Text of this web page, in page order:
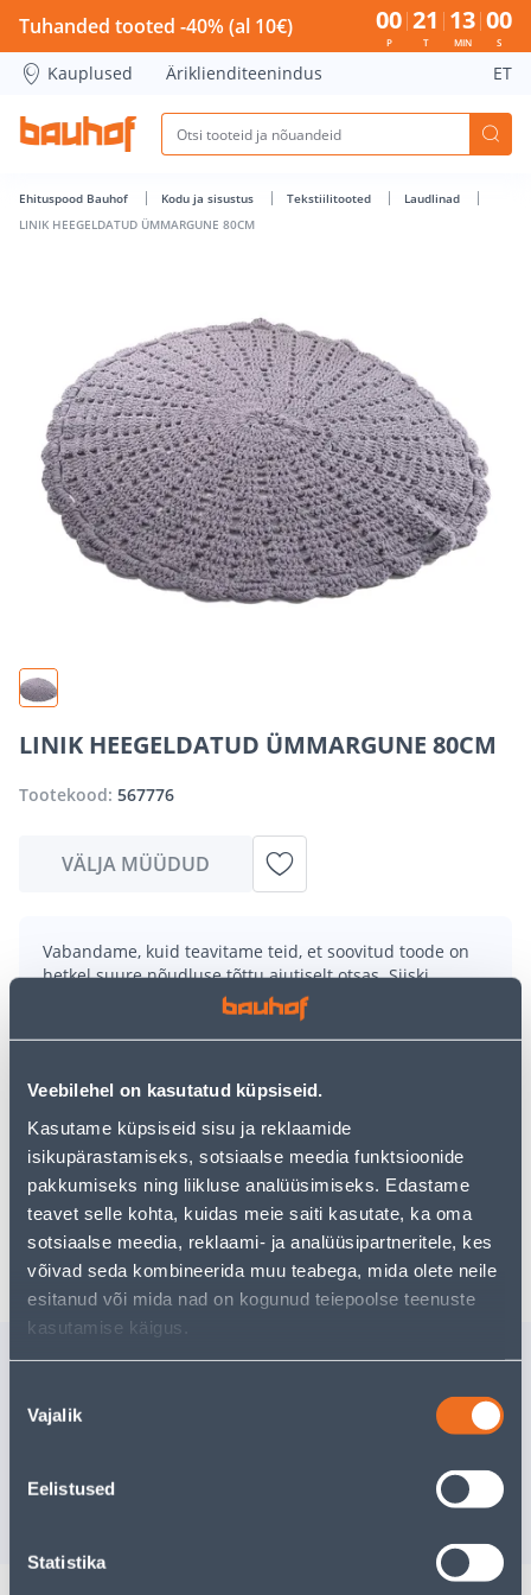
Veebilehel on kasutatud küpsiseid.
Kasutame küpsiseid sisu ja reklaamide
isikupärastamiseks, sotsiaalse meedia funktsioonide
pakkumiseks ning liikluse analüüsimiseks. Edastame
teavet selle kohta, kuidas meie saiti kasutate, ka oma
sotsiaalse meedia, reklaami- ja analüüsipartneritele, kes
võivad seda kombineerida muu teabega, mida olete neile
esitanud või mida nad on kogunud teiepoolse teenuste
kasutamise käigus.
valik
Vajalik
Eelistused
Statistika
LINIK HEEGELDATUD ÜMMARGUNE 80CM - Bauhof has
Tuhanded tooted -40% (al 10€) 00
P
21
T
13
MIN
00
S
Kauplused Äriklienditeenindus ET
Ehituspood Bauhof Kodu ja sisustus Tekstiilitooted
Laudlinad
LINIK HEEGELDATUD ÜMMARGUNE 80CM
LINIK HEEGELDATUD ÜMMARGUNE 80CM
Tootekood: 567776
VÄLJA MÜÜDUD
Vabandame, kuid teavitame teid, et soovitud toode on
hetkel suure nõudluse tõttu ajutiselt otsas. Siiski
pakume suurepäraseid alternatiive samast
, mis võivad teile sama palju rõõmu
pakkuda!
uurimistööd saate jätkata, naastesavalehele
kasutades meie võimsat otsingufunktsiooni, et leida
veelgi meelepärasemad valikuid. Head ostlemist!
Tarne pole võimalik
Sarnased tooted
Tarne pole